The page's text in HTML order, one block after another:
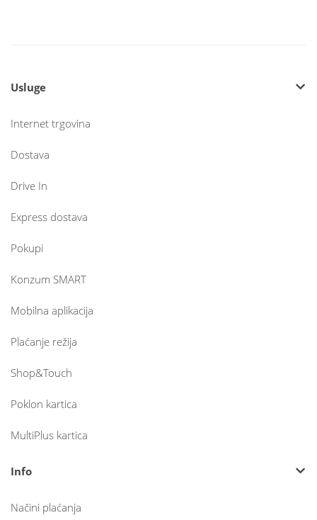
Usluge
Internet trgovina
Dostava
Drive In
Express dostava
Pokupi
Konzum SMART
Mobilna aplikacija
Plaćanje režija
Shop&Touch
Poklon kartica
MultiPlus kartica
Info
Načini plaćanja